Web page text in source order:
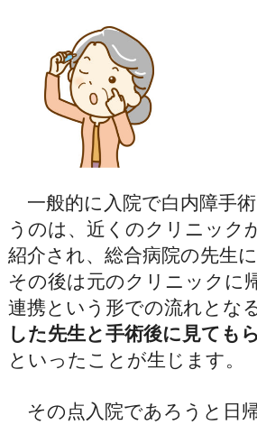
一般的に入院で白内障手
うのは、近くのクリニック
紹介され、総合病院の先生
その後は元のクリニックに
連携という形での流れとな
した先生と手術後に見ても
といったことが生じます。
その点入院であろうと日